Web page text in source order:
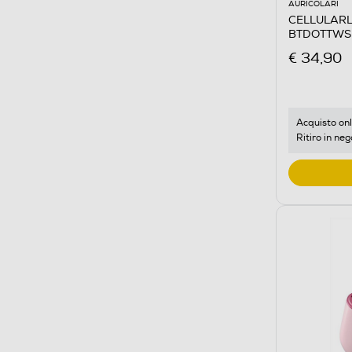
AURICOLARI
€ 34,90
Acquisto
Ritiro in